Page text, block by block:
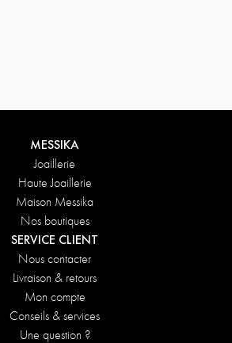
MESSIKA
Joaillerie
Haute Joaillerie
Maison Messika
Nos boutiques
SERVICE CLIENT
Nous contacter
Livraison & retours
Mon compte
Conseils & services
Une question ?